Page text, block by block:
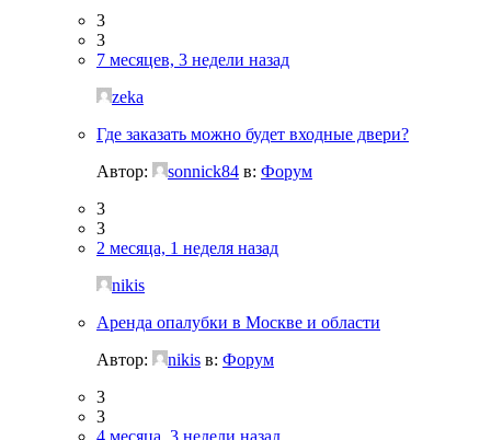
3
3
7 месяцев, 3 недели назад
zeka
Где заказать можно будет входные двери?
Автор:
sonnick84 в: Форум
3
3
2 месяца, 1 неделя назад
nikis
Аренда опалубки в Москве и области
Автор:
nikis в: Форум
3
3
4 месяца, 3 недели назад